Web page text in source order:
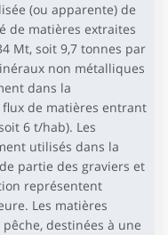
(ou apparente) de
de matières extraites
Mt, soit 9,7 tonnes par
non métalliques
dans la
de matières entrant
6 t/hab). Les
utilisés dans la
partie des graviers et
représentent
Les matières
destinées à une